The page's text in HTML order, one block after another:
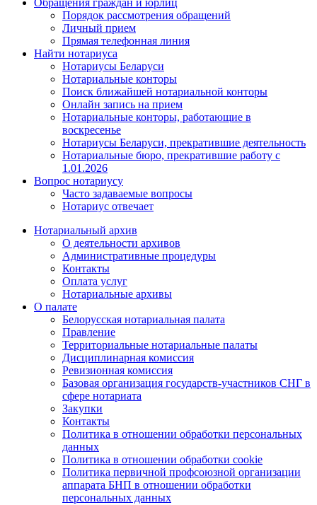
Обращения граждан и юрлиц
Порядок рассмотрения обращений
Личный прием
Прямая телефонная линия
Найти нотариуса
Нотариусы Беларуси
Нотариальные конторы
Поиск ближайшей нотариальной конторы
Онлайн запись на прием
Нотариальные конторы, работающие в
воскресенье
Нотариусы Беларуси, прекратившие деятельность
Нотариальные бюро, прекратившие работу с
1.01.2026
Вопрос нотариусу
Часто задаваемые вопросы
Нотариус отвечает
Нотариальный архив
О деятельности архивов
Административные процедуры
Контакты
Оплата услуг
Нотариальные архивы
О палате
Белорусская нотариальная палата
Правление
Территориальные нотариальные палаты
Дисциплинарная комиссия
Ревизионная комиссия
Базовая организация государств-участников СНГ в
сфере нотариата
Закупки
Контакты
Политика в отношении обработки персональных
данных
Политика в отношении обработки cookie
Политика первичной профсоюзной организации
аппарата БНП в отношении обработки
персональных данных